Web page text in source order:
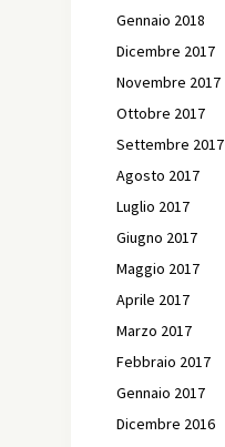
Gennaio 2018
Dicembre 2017
Novembre 2017
Ottobre 2017
Settembre 2017
Agosto 2017
Luglio 2017
Giugno 2017
Maggio 2017
Aprile 2017
Marzo 2017
Febbraio 2017
Gennaio 2017
Dicembre 2016